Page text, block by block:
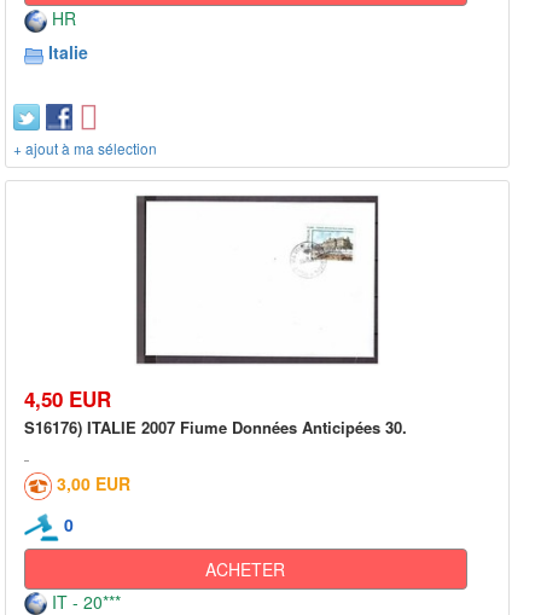
HR
Italie
+ ajout à ma sélection
4,50 EUR
S16176) ITALIE 2007 Fiume Données Anticipées 30.
3,00 EUR
0
ACHETER
IT - 20***